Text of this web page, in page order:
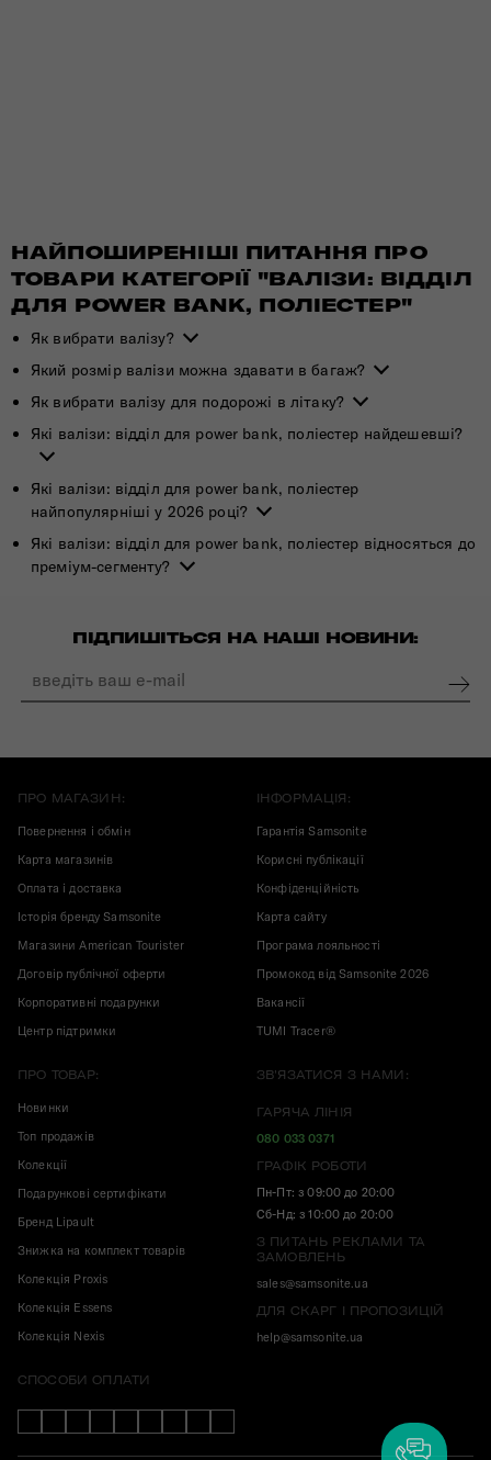
НАЙПОШИРЕНІШІ ПИТАННЯ ПРО
ТОВАРИ КАТЕГОРІЇ "ВАЛІЗИ: ВІДДІЛ
ДЛЯ POWER BANK, ПОЛІЕСТЕР"
Як вибрати валізу?
Який розмір валізи можна здавати в багаж?
Як вибрати валізу для подорожі в літаку?
Які валізи: відділ для power bank, поліестер найдешевші?
Які валізи: відділ для power bank, поліестер
найпопулярніші у 2026 році?
Які валізи: відділ для power bank, поліестер відносяться до
преміум-сегменту?
ПІДПИШІТЬСЯ НА НАШІ НОВИНИ:
ПРО МАГАЗИН:
Повернення і обмін
Карта магазинів
Оплата і доставка
Історія бренду Samsonite
Магазини American Tourister
Договір публічної оферти
Корпоративні подарунки
Центр підтримки
ІНФОРМАЦІЯ:
Гарантія Samsonite
Корисні публікації
Конфіденційність
Карта сайту
Програма лояльності
Промокод від Samsonite 2026
Вакансії
TUMI Tracer®
ПРО ТОВАР:
Новинки
Топ продажів
Колекції
Подарункові сертифікати
Бренд Lipault
Знижка на комплект товарів
Колекція Proxis
Колекція Essens
Колекція Nexis
ЗВ'ЯЗАТИСЯ З НАМИ:
ГАРЯЧА ЛІНІЯ
080 033 0371
ГРАФІК РОБОТИ
Пн-Пт: з 09:00 до 20:00
Сб-Нд: з 10:00 до 20:00
З ПИТАНЬ РЕКЛАМИ ТА
ЗАМОВЛЕНЬ
sales@samsonite.ua
ДЛЯ СКАРГ І ПРОПОЗИЦІЙ
help@samsonite.ua
СПОСОБИ ОПЛАТИ